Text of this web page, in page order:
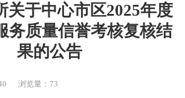
关于中心市区2025年度
务质量信誉考核复核结
果的公告
浏览量： 73